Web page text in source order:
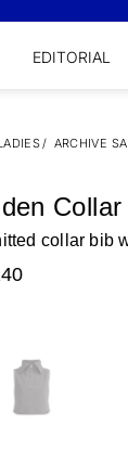
EDITORIAL
/ ARCHIVE
Collar
collar bib